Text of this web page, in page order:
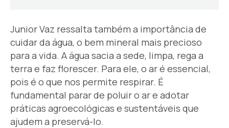
Junior Vaz ressalta também a importância de
cuidar da água, o bem mineral mais precioso
para a vida. A água sacia a sede, limpa, rega a
terra e faz florescer. Para ele, o ar é essencial,
pois é o que nos permite respirar. É
fundamental parar de poluir o ar e adotar
práticas agroecológicas e sustentáveis que
ajudem a preservá-lo.